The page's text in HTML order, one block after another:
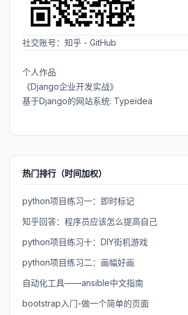
社交账号： 知乎 - GitHub
个人作品
《Django企业开发实战》
基于Django的网站系统: Typeidea
热门排行（时间加权）
python项目练习一：即时标记
知乎回答：程序员应该怎么提高自己
python项目练习十：DIY街机游戏
python项目练习二：画幅好画
自动化工具——ansible中文指南
bootstrap入门-做一个简单的页面